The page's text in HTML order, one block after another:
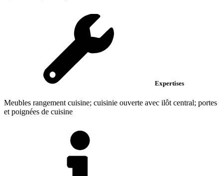
Expertises
Meubles rangement cuisine; cuisinie ouverte avec ilôt central; portes
et poignées de cuisine